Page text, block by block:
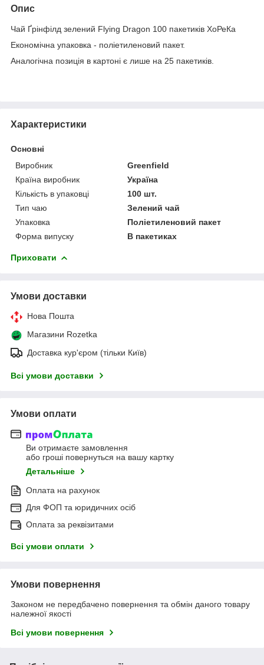
Опис
Чай Ґрінфілд зелений Flying Dragon 100 пакетиків ХоРеКа
Економічна упаковка - поліетиленовий пакет.
Аналогічна позиція в картоні є лише на 25 пакетиків.
Характеристики
Основні
Виробник
Greenfield
Країна виробник
Україна
Кількість в упаковці
100 шт.
Тип чаю
Зелений чай
Упаковка
Поліетиленовий пакет
Форма випуску
В пакетиках
Приховати
Умови доставки
Нова Пошта
Магазини Rozetka
Доставка кур'єром (тільки Київ)
Всі умови доставки
Умови оплати
Ви отримаєте замовлення
або гроші повернуться на вашу картку
Детальніше
Оплата на рахунок
Для ФОП та юридичних осіб
Оплата за реквізитами
Всі умови оплати
Умови повернення
Законом не передбачено повернення та обмін даного товару
належної якості
Всі умови повернення